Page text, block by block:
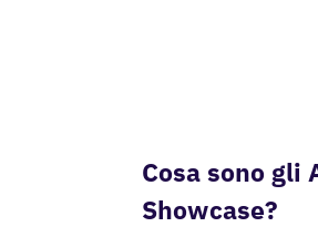
Cosa sono gli
Showcase?